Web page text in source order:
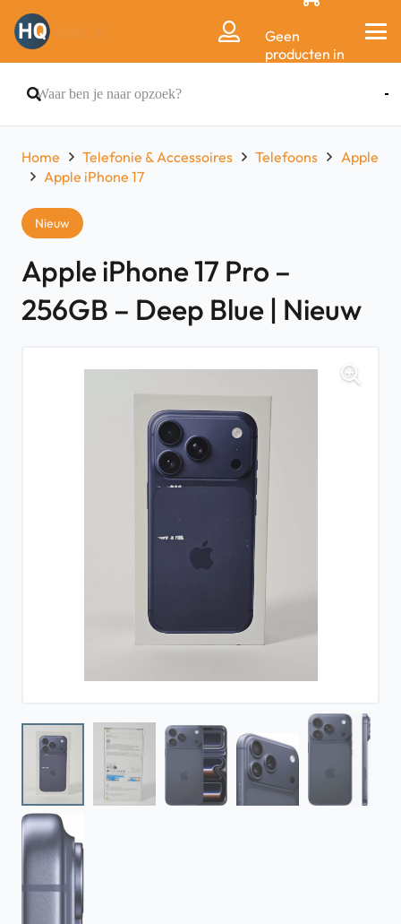
Geen
producten in
Home Telefonie & Accessoires Telefoons
Apple
Apple iPhone 17
Nieuw
Apple iPhone 17 Pro –
256GB – Deep Blue | Nieuw